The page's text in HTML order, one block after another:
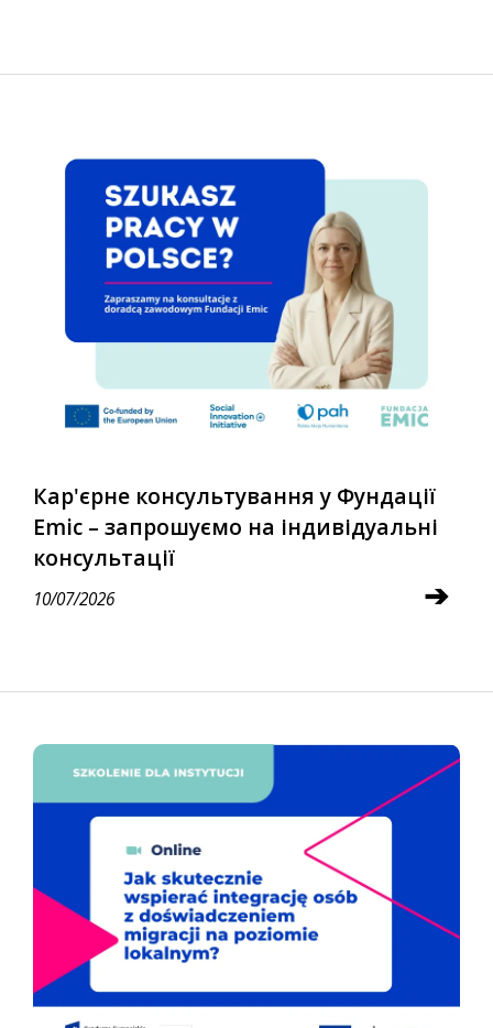
Кар'єрне консультування у Фундації
Emic – запрошуємо на індивідуальні
консультації
➔
10/07/2026